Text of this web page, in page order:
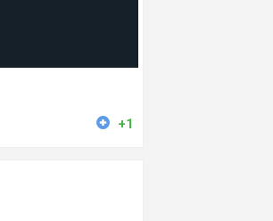
+1